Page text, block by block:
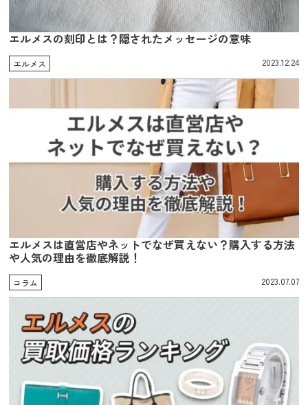
エルメスの刻印とは？隠されたメッセージの意味
エルメス 2023.12.24
エルメスは直営店やネットでなぜ買えない？購入する方法
や人気の理由を徹底解説！
コラム 2023.07.07